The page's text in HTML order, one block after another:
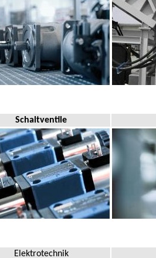
Schaltventile
Elektrotechnik